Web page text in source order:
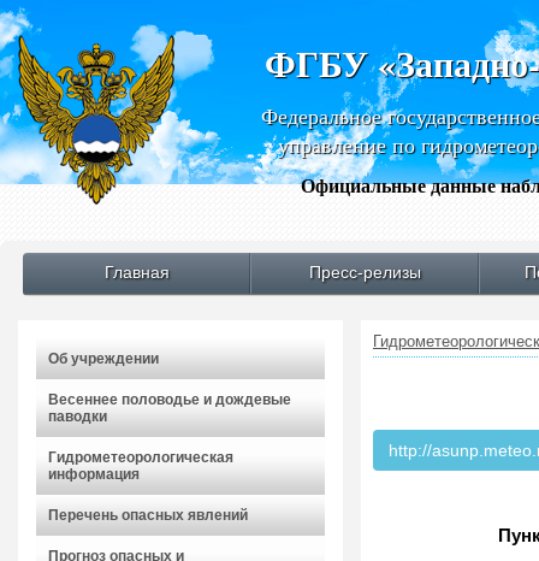
ФГБУ
Федеральное
управление по
Официальные данные
Главная Пресс-релизы
Об учреждении
Весеннее половодье и дождевые
паводки
Гидрометеорологическая
информация
Перечень опасных явлений
Прогноз опасных и
http://